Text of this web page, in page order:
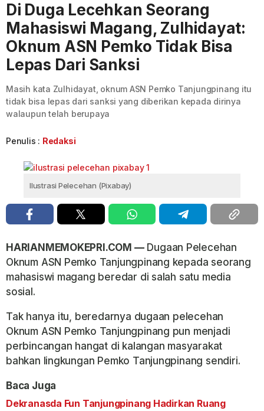
Di Duga Lecehkan Seorang
Mahasiswi Magang, Zulhidayat:
Oknum ASN Pemko Tidak Bisa
Lepas Dari Sanksi
Masih kata Zulhidayat, oknum ASN Pemko Tanjungpinang itu
tidak bisa lepas dari sanksi yang diberikan kepada dirinya
walaupun telah berupaya
Penulis : Redaksi
Ilustrasi Pelecehan (Pixabay)
HARIANMEMOKEPRI.COM —Dugaan Pelecehan
Oknum ASN Pemko Tanjungpinang kepada seorang
mahasiswi magang beredar di salah satu media
sosial.
Tak hanya itu, beredarnya dugaan pelecehan
Oknum ASN Pemko Tanjungpinang pun menjadi
perbincangan hangat di kalangan masyarakat
bahkan lingkungan Pemko Tanjungpinang sendiri.
Baca Juga
Dekranasda Fun Tanjungpinang Hadirkan Ruang